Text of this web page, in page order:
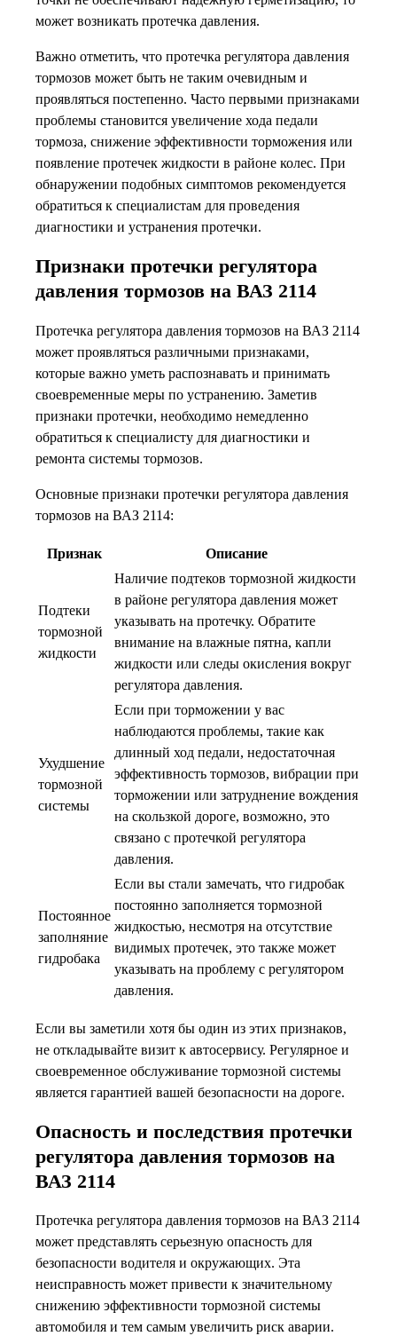
может возникать протечка давления.
Важно отметить, что протечка регулятора давления
тормозов может быть не таким очевидным и
проявляться постепенно. Часто первыми признаками
проблемы становится увеличение хода педали
тормоза, снижение эффективности торможения или
появление протечек жидкости в районе колес. При
обнаружении подобных симптомов рекомендуется
обратиться к специалистам для проведения
диагностики и устранения протечки.
Признаки протечки регулятора
давления тормозов на ВАЗ 2114
Протечка регулятора давления тормозов на ВАЗ 2114
может проявляться различными признаками,
которые важно уметь распознавать и принимать
своевременные меры по устранению. Заметив
признаки протечки, необходимо немедленно
обратиться к специалисту для диагностики и
ремонта системы тормозов.
Основные признаки протечки регулятора давления
тормозов на ВАЗ 2114:
Признак Описание
Подтеки
тормозной
жидкости
Наличие подтеков тормозной жидкости
в районе регулятора давления может
указывать на протечку. Обратите
внимание на влажные пятна, капли
жидкости или следы окисления вокруг
регулятора давления.
Ухудшение
тормозной
системы
Если при торможении у вас
наблюдаются проблемы, такие как
длинный ход педали, недостаточная
эффективность тормозов, вибрации при
торможении или затруднение вождения
на скользкой дороге, возможно, это
связано с протечкой регулятора
давления.
Постоянное
заполняние
гидробака
Если вы стали замечать, что гидробак
постоянно заполняется тормозной
жидкостью, несмотря на отсутствие
видимых протечек, это также может
указывать на проблему с регулятором
давления.
Если вы заметили хотя бы один из этих признаков,
не откладывайте визит к автосервису. Регулярное и
своевременное обслуживание тормозной системы
является гарантией вашей безопасности на дороге.
Опасность и последствия протечки
регулятора давления тормозов на
ВАЗ 2114
Протечка регулятора давления тормозов на ВАЗ 2114
может представлять серьезную опасность для
безопасности водителя и окружающих. Эта
неисправность может привести к значительному
снижению эффективности тормозной системы
автомобиля и тем самым увеличить риск аварии.